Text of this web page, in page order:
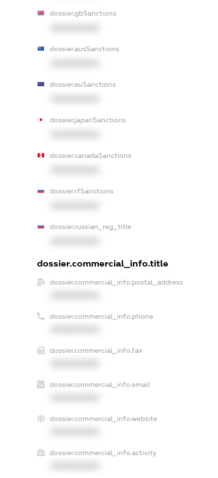
dossier.gbSanctions
dossier.ausSanctions
dossier.euSanctions
dossier.japanSanctions
dossier.canadaSanctions
dossier.rfSanctions
dossier.russian_reg_title
dossier.commercial_info.title
dossier.commercial_info.postal_address
dossier.commercial_info.phone
dossier.commercial_info.fax
dossier.commercial_info.email
dossier.commercial_info.website
dossier.commercial_info.activity